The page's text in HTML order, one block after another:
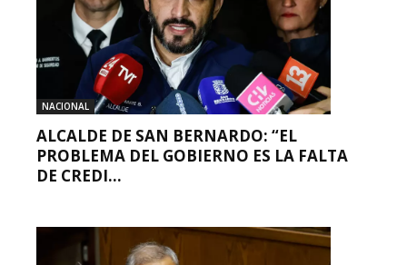
NACIONAL
ALCALDE DE SAN BERNARDO: “EL
PROBLEMA DEL GOBIERNO ES LA FALTA
DE CREDI...